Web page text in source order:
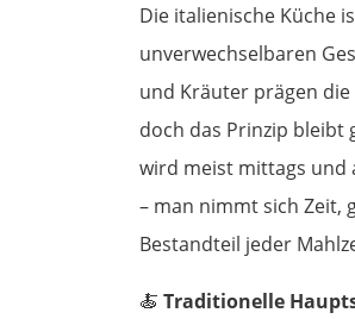
Die italienische Küche
unverwechselbaren
und Kräuter prägen die
doch das Prinzip bleibt
wird meist mittags und
– man nimmt sich Zeit,
Bestandteil jeder
🍝 Traditionelle